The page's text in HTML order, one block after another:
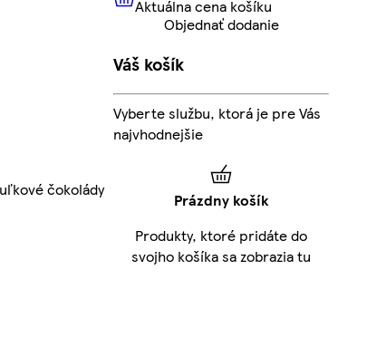
čokolády
0,00 € Aktuálna cena košíku
Aktuálna cena košíku
Objednať dodanie
Váš košík
Vyberte službu, ktorá je pre Vás
najvhodnejšie
Prázdny košík
Produkty, ktoré pridáte do
svojho košíka sa zobrazia tu